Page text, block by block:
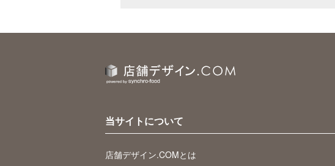
当サイトについて
店舗デザイン.COMとは